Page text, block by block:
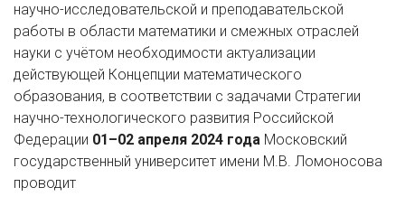
научно-исследовательской и преподавательской
работы в области математики и смежных отраслей
науки с учётом необходимости актуализации
действующей Концепции математического
образования, в соответствии с задачами Стратегии
научно-технологического развития Российской
Федерации 01–02 апреля 2024 года Московский
государственный университет имени М.В. Ломоносова
проводит